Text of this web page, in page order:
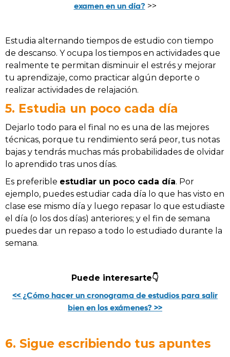
examen en un día?>>
Estudia alternando tiempos de estudio con tiempo
de descanso. Y ocupa los tiempos en actividades que
realmente te permitan disminuir el estrés y mejorar
tu aprendizaje, como practicar algún deporte o
realizar actividades de relajación.
5. Estudia un poco cada día
Dejarlo todo para el final no es una de las mejores
técnicas, porque tu rendimiento será peor, tus notas
bajas y tendrás muchas más probabilidades de olvidar
lo aprendido tras unos días.
Es preferible estudiar un poco cada día. Por
ejemplo, puedes estudiar cada día lo que has visto en
clase ese mismo día y luego repasar lo que estudiaste
el día (o los dos días) anteriores; y el fin de semana
puedes dar un repaso a todo lo estudiado durante la
semana.
Puede interesarte👇
<< ¿Cómo hacer un cronograma de estudios para salir
bien en los exámenes? >>
6. Sigue escribiendo tus apuntes